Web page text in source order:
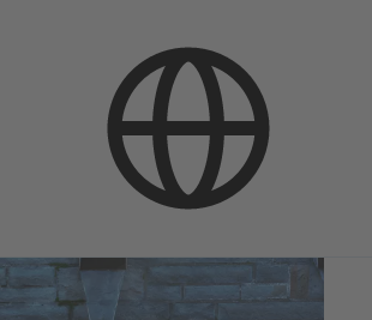
Veetehnoloogia